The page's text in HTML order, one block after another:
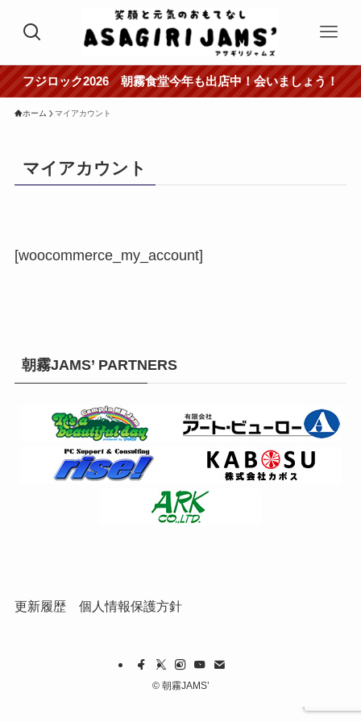
フジロック2026 朝霧食堂今年も出店中！会いましょう！
ホーム マイアカウント
マイアカウント
[woocommerce_my_account]
朝霧JAMS’ PARTNERS
更新履歴 個人情報保護方針
©朝霧JAMS’